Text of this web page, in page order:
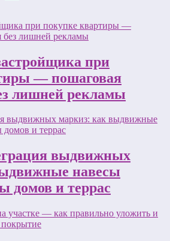
при
— пошаговая
лишней рекламы
выдвижных
навесы
домов и террас